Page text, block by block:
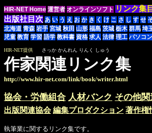
HIR-NET Home 運営者 オンラインソフト リンク集
出版社目次 あ い う え お か き く け こ さ し す せ
北海道 青森 岩手 宮城 秋田 山形 福島 茨城 栃木 群馬 埼
児童 教育 学習 語学 教科書 資格 求人 法律 理工 パソコン
HIR-NET提供 さっか かんれん りんく しゅう
作家関連リンク集
http://www.hir-net.com/link/book/writer.html
協会・労働組合 人材バンク その他関
出版関連協会 編集プロダクション 著作権
執筆業に関するリンク集です。